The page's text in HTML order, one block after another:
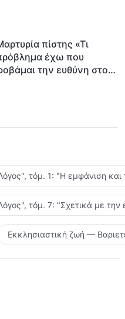
πίστης «Τι
έχω που
την ευθύνη στο
τόμ. 1: "Η εμφάνιση
τόμ. 7: "Σχετικά με την
Εκκλησιαστική ζωή —